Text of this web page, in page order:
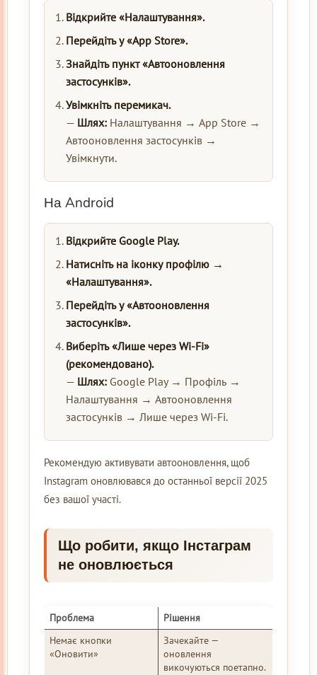
Відкрийте «Налаштування».
Перейдіть у «App Store».
Знайдіть пункт «Автооновлення
застосунків».
Увімкніть перемикач.
— Шлях: Налаштування → App Store →
Автооновлення застосунків →
Увімкнути.
На Android
Відкрийте Google Play.
Натисніть на іконку профілю →
«Налаштування».
Перейдіть у «Автооновлення
застосунків».
Виберіть «Лише через Wi-Fi»
(рекомендовано).
— Шлях: Google Play → Профіль →
Налаштування → Автооновлення
застосунків → Лише через Wi-Fi.
Рекомендую активувати автооновлення, щоб
Instagram оновлювався до останньої версії 2025
без вашої участі.
Що робити, якщо Інстаграм
не оновлюється
Проблема
Рішення
Немає кнопки
«Оновити»
Зачекайте —
оновлення
викочуються поетапно.